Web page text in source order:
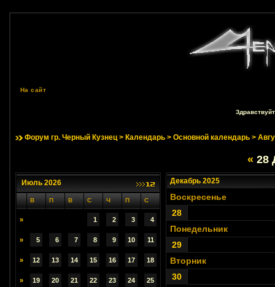
На сайт
Форум гр. Черный Кузнец> Календарь> Основной календарь>
« 28
Июль 2026
В П В С Ч П С
» 1 2 3 4
» 5 6 7 8 9 10 11
» 12 13 14 15 16 17 18
» 19 20 21 22 23 24 25
Декабрь 2025
Воскресенье
28
Понедельник
29
Вторник
30